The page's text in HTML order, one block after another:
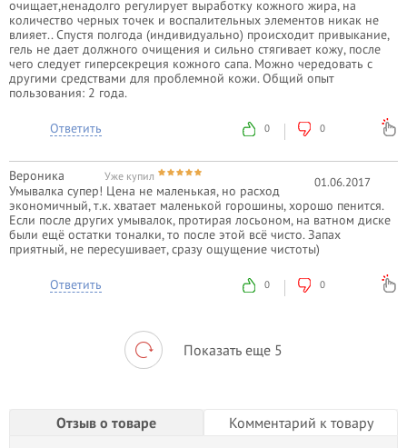
очищает,ненадолго регулирует выработку кожного жира, на
количество черных точек и воспалительных элементов никак не
влияет.. Спустя полгода (индивидуально) происходит привыкание,
гель не дает должного очищения и сильно стягивает кожу, после
чего следует гиперсекреция кожного сапа. Можно чередовать с
другими средствами для проблемной кожи. Общий опыт
пользования: 2 года.
Ответить 0 0
01.06.2017
Вероника Уже купил
Умывалка супер! Цена не маленькая, но расход
экономичный, т.к. хватает маленькой горошины, хорошо пенится.
Если после других умывалок, протирая лосьоном, на ватном диске
были ещё остатки тоналки, то после этой всё чисто. Запах
приятный, не пересушивает, сразу ощущение чистоты)
Ответить 0 0
Показать еще 5
Отзыв о товаре Комментарий к товару